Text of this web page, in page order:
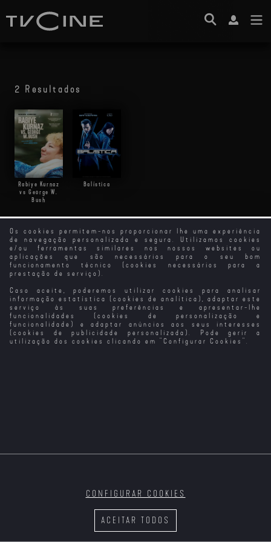
Os cookies permitem-nos proporcionar lhe uma experiência
de navegação personalizada e segura. Utilizamos cookies
e/ou ferramentas similares nos nossos websites ou
aplicações que são necessários para o seu bom
funcionamento técnico (cookies necessários para a
prestação de serviço).
Caso aceite, poderemos utilizar cookies para analisar
informação estatística (cookies de analítica), adaptar este
serviço às suas preferências e apresentar-lhe
funcionalidades (cookies de personalização e
funcionalidade) e adaptar anúncios aos seus interesses
(cookies de publicidade personalizada). Pode gerir a
utilização dos cookies clicando em " Configurar Cookies ".
ACEITAR TODOS
CONFIGURAR COOKIES
2 Resultados
Rabiye Kurnaz
vs George W.
Bush
Balística